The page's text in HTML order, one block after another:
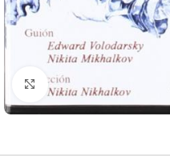
Clic para ampliar